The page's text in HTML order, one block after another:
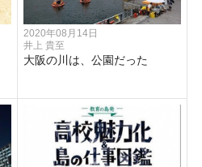
2020年08月14日
井上 貴至
大阪の川は、公園だった